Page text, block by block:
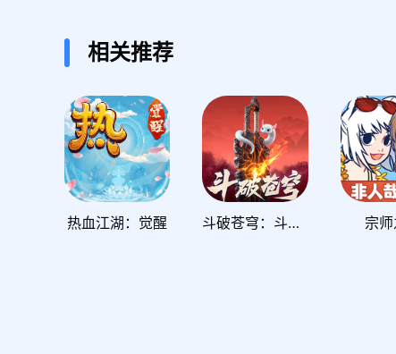
相关推荐
热血江湖：觉醒 斗破苍穹：斗帝之路 宗